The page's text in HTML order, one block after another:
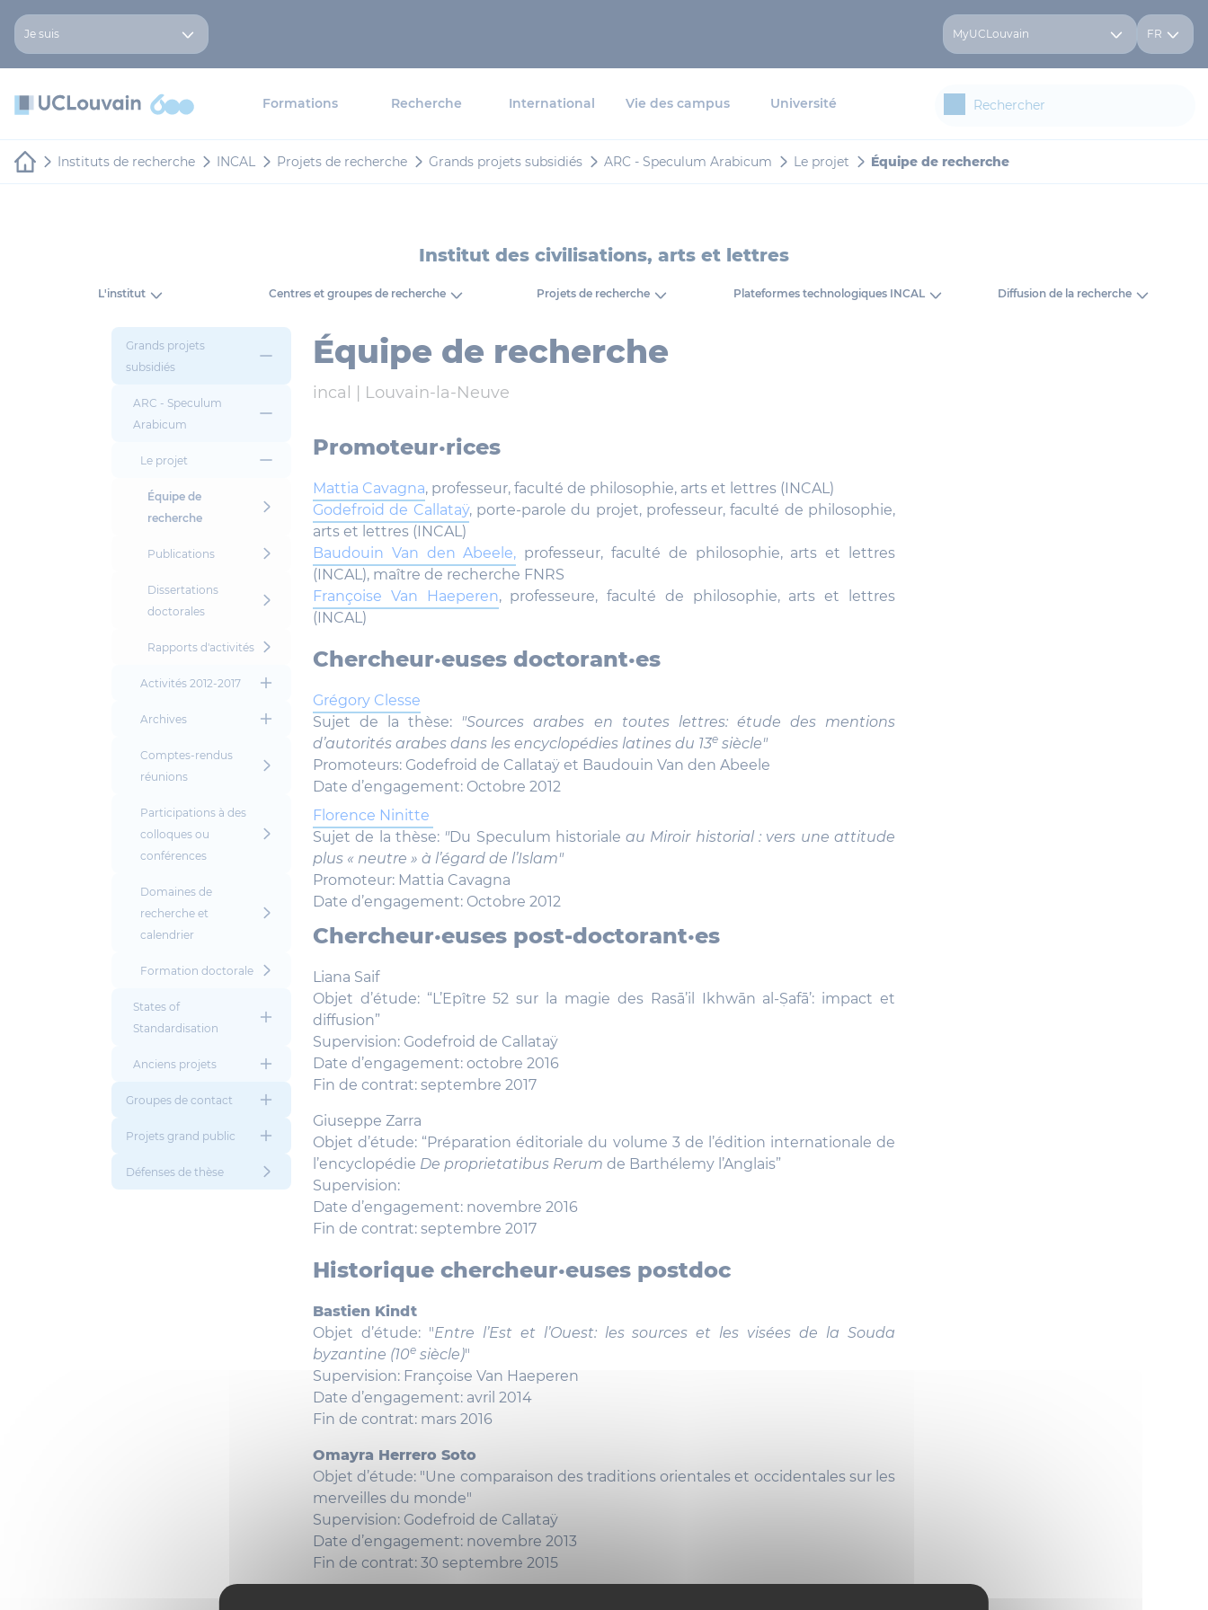
Panneau de gestion des cookies
Je suis MyUCLouvain FR
Formations Recherche International Vie des campus Université
Instituts de recherche INCAL Projets de recherche Grands projets subsidiés ARC - Speculum Arabicum Le projet Équipe de recherche
Institut des civilisations, arts et lettres
L'institut Centres et groupes de recherche Projets de recherche Plateformes technologiques INCAL Diffusion de la recherche
Grands projets
subsidiés
ARC - Speculum
Arabicum
Le projet
Équipe de
recherche
Publications
Dissertations
doctorales
Rapports d'activités
Activités 2012-2017
Archives
Comptes-rendus
réunions
Participations à des
colloques ou
conférences
Domaines de
recherche et
calendrier
Formation doctorale
States of
Standardisation
Anciens projets
Groupes de contact
Projets grand public
Défenses de thèse
Équipe de recherche
incal | Louvain-la-Neuve
Promoteur·rices
Mattia Cavagna, professeur, faculté de philosophie, arts et lettres (INCAL)
Godefroid de Callataÿ, porte-parole du projet, professeur, faculté de philosophie,
arts et lettres (INCAL)
Baudouin Van den Abeele, professeur, faculté de philosophie, arts et lettres
(INCAL), maître de recherche FNRS
Françoise Van Haeperen, professeure, faculté de philosophie, arts et lettres
(INCAL)
Chercheur·euses doctorant·es
Grégory Clesse
Sujet de la thèse: "Sources arabes en toutes lettres: étude des mentions
d’autorités arabes dans les encyclopédies latines du 13e siècle"
Promoteurs: Godefroid de Callataÿ et Baudouin Van den Abeele
Date d’engagement: Octobre 2012
Florence Ninitte
Sujet de la thèse: "Du Speculum historiale au Miroir historial : vers une attitude
plus « neutre » à l’égard de l’Islam"
Promoteur: Mattia Cavagna
Date d’engagement: Octobre 2012
Chercheur·euses post-doctorant·es
Liana Saif
Objet d’étude: “L’Epître 52 sur la magie des Rasā’il Ikhwān al-Ṣafā’: impact et
diffusion”
Supervision: Godefroid de Callataÿ
Date d’engagement: octobre 2016
Fin de contrat: septembre 2017
Giuseppe Zarra
Objet d’étude: “Préparation éditoriale du volume 3 de l’édition internationale de
l’encyclopédie De proprietatibus Rerum de Barthélemy l’Anglais”
Supervision:
Date d’engagement: novembre 2016
Fin de contrat: septembre 2017
Historique chercheur·euses postdoc
Bastien Kindt
Objet d’étude: "Entre l’Est et l’Ouest: les sources et les visées de la Souda
byzantine (10e siècle)"
Supervision: Françoise Van Haeperen
Date d’engagement: avril 2014
Fin de contrat: mars 2016
Omayra Herrero Soto
Objet d’étude: "Une comparaison des traditions orientales et occidentales sur les
merveilles du monde"
Supervision: Godefroid de Callataÿ
Date d’engagement: novembre 2013
Fin de contrat: 30 septembre 2015